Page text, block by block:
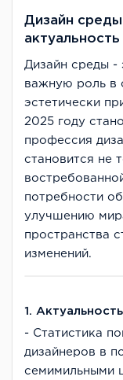
Дизайн
Дизайн среды -
важную роль в
эстетически
2025 году
профессия
становится не
потребности
улучшению
пространства
изменений.
1.
- Статистика
дизайнеров в
семимильными